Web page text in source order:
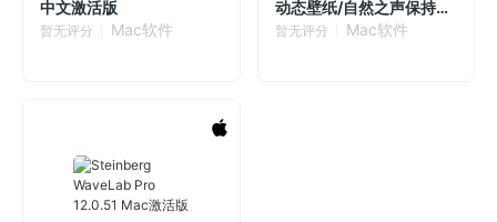
中文激活版
暂无评分 Mac软件
动态壁纸/自然之声保持专
注力
暂无评分 Mac软件